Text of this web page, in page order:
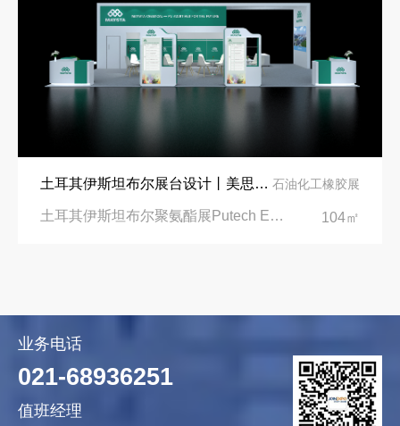
土耳其伊斯坦布尔展台设计丨美思德创新产品，打造聚氨酯行业标杆 石油化工橡胶展
土耳其伊斯坦布尔聚氨酯展Putech Eurasia|土耳其国际会展中心 104㎡
业务电话
021-68936251
值班经理